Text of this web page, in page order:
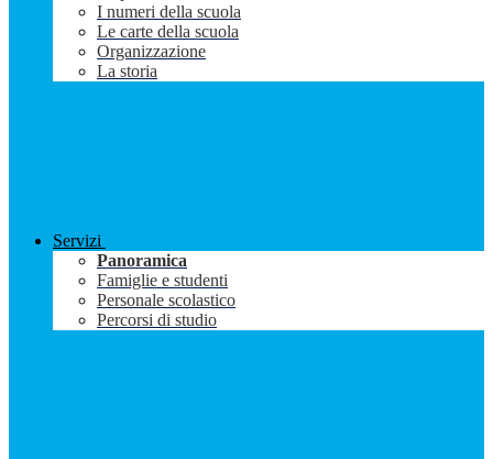
I numeri della scuola
Le carte della scuola
Organizzazione
La storia
Servizi
Panoramica
Famiglie e studenti
Personale scolastico
Percorsi di studio